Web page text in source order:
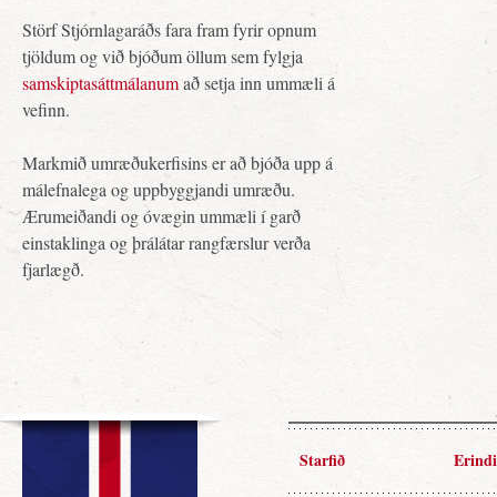
Störf Stjórnlagaráðs fara fram fyrir opnum
tjöldum og við bjóðum öllum sem fylgja
samskiptasáttmálanumað setja inn ummæli á
vefinn.
Markmið umræðukerfisins er að bjóða upp á
málefnalega og uppbyggjandi umræðu.
Ærumeiðandi og óvægin ummæli í garð
einstaklinga og þrálátar rangfærslur verða
fjarlægð.
Starfið Erindi